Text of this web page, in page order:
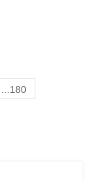
...180